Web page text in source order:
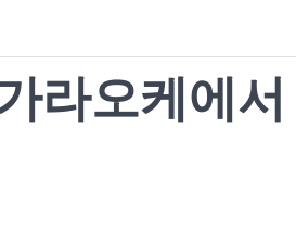
라오케에